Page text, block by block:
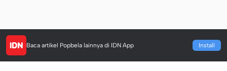
Baca artikel Popbela lainnya di IDN App Install